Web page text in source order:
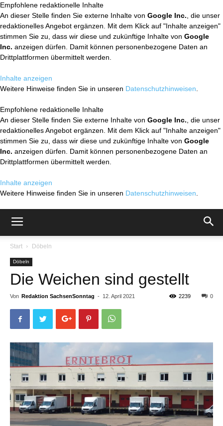
Empfohlene redaktionelle Inhalte
An dieser Stelle finden Sie externe Inhalte von Google Inc. , die unser
redaktionelles Angebot ergänzen. Mit dem Klick auf "Inhalte anzeigen"
stimmen Sie zu, dass wir diese und zukünftige Inhalte von Google
Inc. anzeigen dürfen. Damit können personenbezogene Daten an
Drittplattformen übermittelt werden.
Inhalte anzeigen
Weitere Hinweise finden Sie in unseren Datenschutzhinweisen
Empfohlene redaktionelle Inhalte
An dieser Stelle finden Sie externe Inhalte von Google Inc. , die unser
redaktionelles Angebot ergänzen. Mit dem Klick auf "Inhalte anzeigen"
stimmen Sie zu, dass wir diese und zukünftige Inhalte von Google
Inc. anzeigen dürfen. Damit können personenbezogene Daten an
Drittplattformen übermittelt werden.
Inhalte anzeigen
Weitere Hinweise finden Sie in unseren Datenschutzhinweisen
Start Döbeln
Döbeln
Die Weichen sind gestellt
Von Redaktion SachsenSonntag - 12. April 2021 0
2239